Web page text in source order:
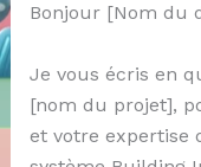
Bonjour [Nom du
Je vous écris en
[nom du projet],
et votre expertise